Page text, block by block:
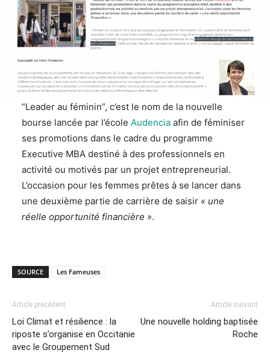
“Leader au féminin”, c’est le nom de la nouvelle
bourse lancée par l’école Audenciaafin de féminiser
ses promotions dans le cadre du programme
Executive MBA destiné à des professionnels en
activité ou motivés par un projet entrepreneurial.
L’occasion pour les femmes prêtes à se lancer dans
une deuxième partie de carrière de saisir « une
réelle opportunité financière ».
SOURCE Les Fameuses
Article précédent
Loi Climat et résilience : la
riposte s’organise en Occitanie
avec le Groupement Sud
Article suivant
Une nouvelle holding baptisée
Roche